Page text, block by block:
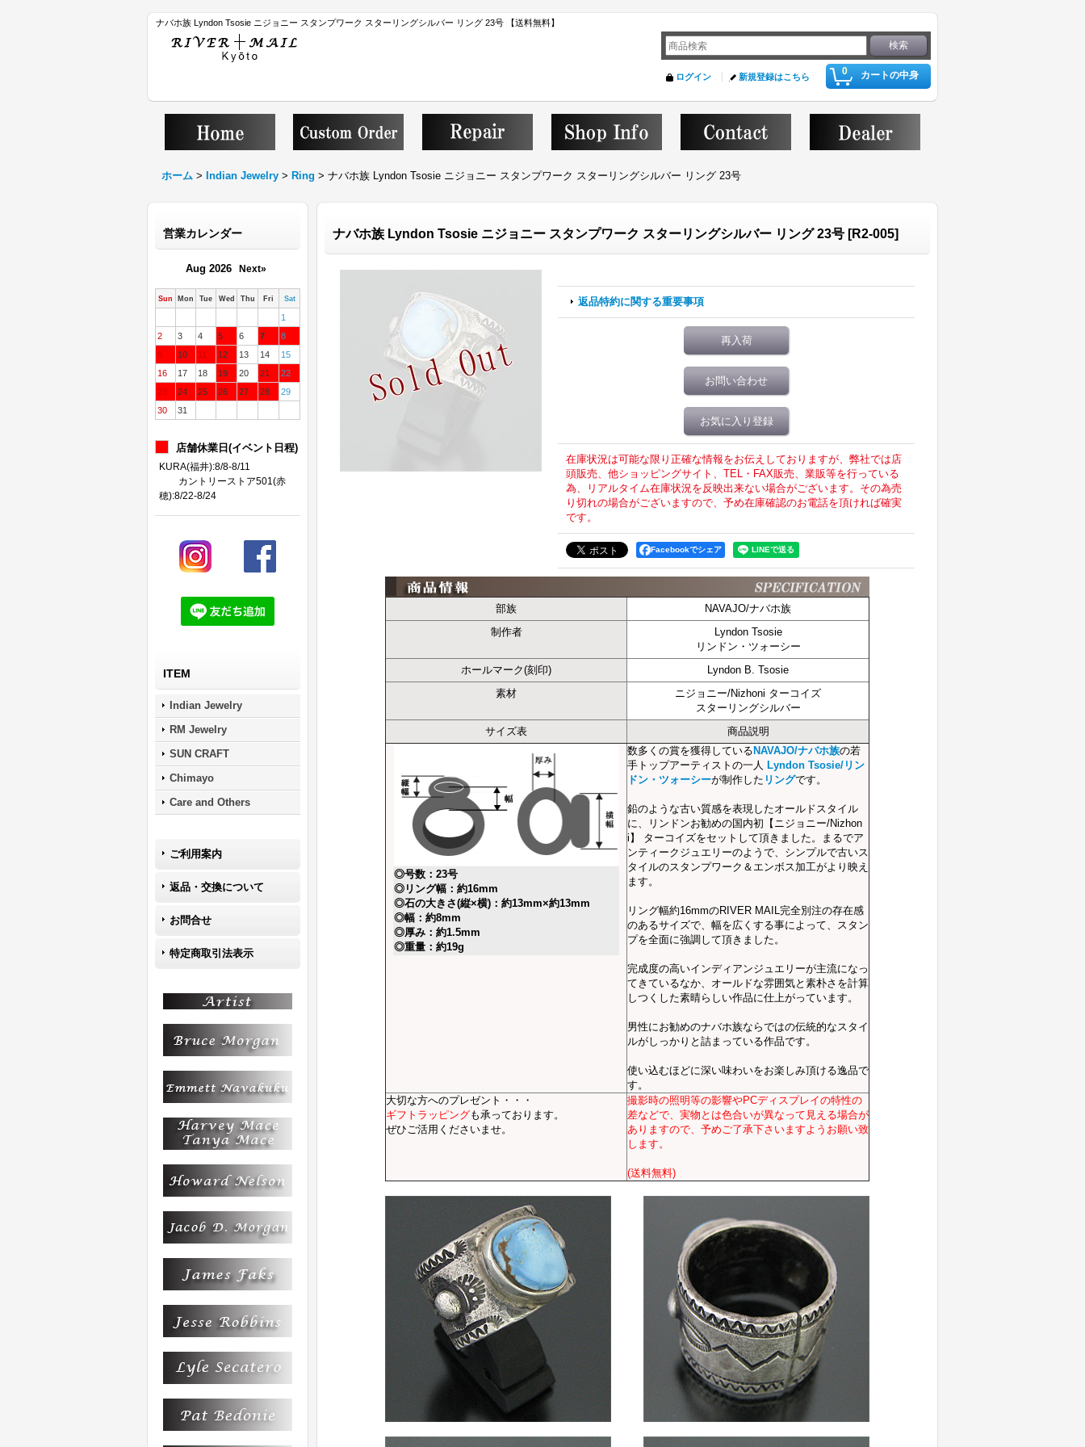
ナバホ族 Lyndon Tsosie ニジョニー スタンプワーク スターリングシルバー リング 23号 【送料無料】
0 カートの中身
ログイン 新規登録はこちら
ホーム > Indian Jewelry > Ring > ナバホ族 Lyndon Tsosie ニジョニー スタンプワーク スターリングシルバー リング 23号
営業カレンダー
Aug 2026 Next»
Sun Mon Tue Wed Thu Fri Sat
1
2
3 4 5 6 7
8
9
10 11 12 13 14
15
16
17 18 19 20 21
22
23
24 25 26 27 28
29
30
31
店舗休業日(イベント日程)
KURA(福井):8/8-8/11
カントリーストア501(赤
穂):8/22-8/24
ITEM
Indian Jewelry
RM Jewelry
SUN CRAFT
Chimayo
Care and Others
ご利用案内
返品・交換について
お問合せ
特定商取引法表示
ナバホ族 Lyndon Tsosie ニジョニー スタンプワーク スターリングシルバー リング 23号 [R2-005]
返品特約に関する重要事項
再入荷
お問い合わせ
お気に入り登録
在庫状況は可能な限り正確な情報をお伝えしておりますが、弊社では店
頭販売、他ショッピングサイト、TEL・FAX販売、業販等を行っている
為、リアルタイム在庫状況を反映出来ない場合がございます。その為売
り切れの場合がございますので、予め在庫確認のお電話を頂ければ確実
です。
Facebookでシェア
部族
NAVAJO/ナバホ族
制作者
Lyndon Tsosie
リンドン・ツォーシー
ホールマーク(刻印)
Lyndon B. Tsosie
素材
ニジョニー/Nizhoni ターコイズ
スターリングシルバー
サイズ表
商品説明
◎号数：23号
◎リング幅：約16mm
◎石の大きさ(縦×横)：約13mm×約13mm
◎幅：約8mm
◎厚み：約1.5mm
◎重量：約19g
数多くの賞を獲得している NAVAJO/ナバホ族の若
手トップアーティストの一人 Lyndon Tsosie/リン
ドン・ツォーシーが制作した リングです。
鉛のような古い質感を表現したオールドスタイル
に、リンドンお勧めの国内初【ニジョニー/Nizhon
i】 ターコイズをセットして頂きました。まるでア
ンティークジュエリーのようで、シンプルで古いス
タイルのスタンプワーク＆エンボス加工がより映え
ます。
リング幅約16mmのRIVER MAIL完全別注の存在感
のあるサイズで、幅を広くする事によって、スタン
プを全面に強調して頂きました。
完成度の高いインディアンジュエリーが主流になっ
てきているなか、オールドな雰囲気と素朴さを計算
しつくした素晴らしい作品に仕上がっています。
男性にお勧めのナバホ族ならではの伝統的なスタイ
ルがしっかりと詰まっている作品です。
使い込むほどに深い味わいをお楽しみ頂ける逸品で
す。
大切な方へのプレゼント・・・
ギフトラッピングも承っております。
ぜひご活用くださいませ。
撮影時の照明等の影響やPCディスプレイの特性の
差などで、実物とは色合いが異なって見える場合が
ありますので、予めご了承下さいますようお願い致
します。
(送料無料)